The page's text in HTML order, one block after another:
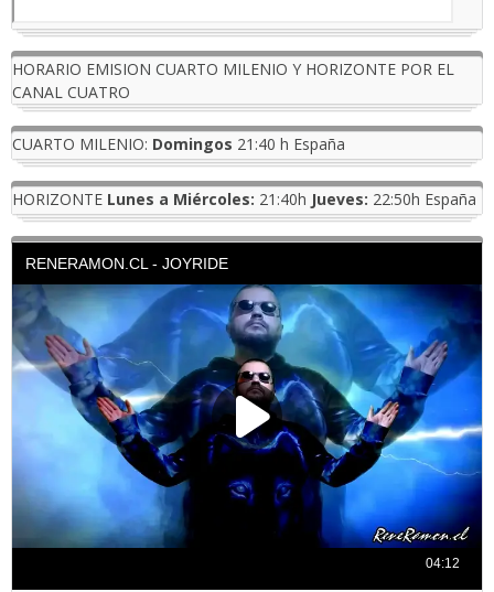
HORARIO EMISION CUARTO MILENIO Y HORIZONTE POR EL
CANAL CUATRO
CUARTO MILENIO: Domingos 21:40 h España
HORIZONTE Lunes a Miércoles: 21:40h Jueves: 22:50h España